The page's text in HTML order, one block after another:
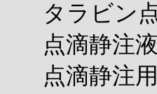
タラビン
点滴静注
点滴静注